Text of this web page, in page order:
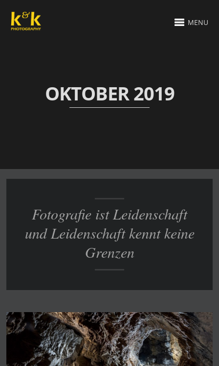
MENU
OKTOBER 2019
Fotografie ist Leidenschaft
und Leidenschaft kennt keine
Grenzen